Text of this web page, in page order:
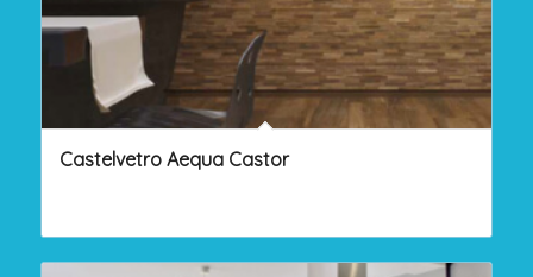
Castelvetro Aequa Castor